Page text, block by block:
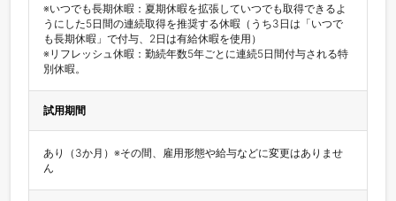
※いつでも長期休暇：夏期休暇を拡張していつでも取得できるよ
うにした5日間の連続取得を推奨する休暇（うち3日は「いつで
も長期休暇」で付与、2日は有給休暇を使用）
※リフレッシュ休暇：勤続年数5年ごとに連続5日間付与される特
別休暇。
試用期間
あり（3か月）※その間、雇用形態や給与などに変更はありませ
ん